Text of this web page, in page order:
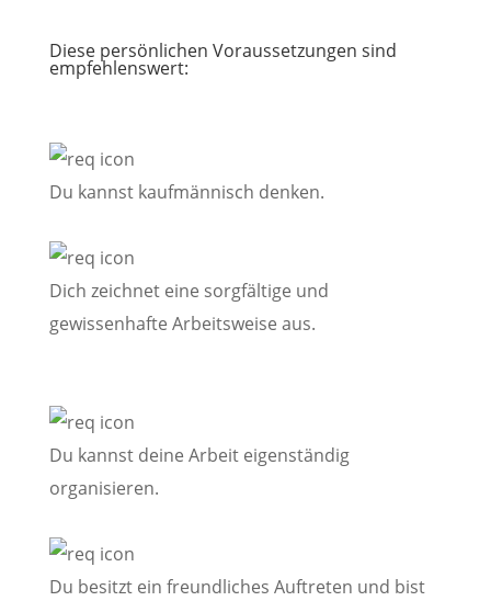
Diese persönlichen Voraussetzungen sind
empfehlenswert:
Du kannst kaufmännisch denken.
Dich zeichnet eine sorgfältige und
gewissenhafte Arbeitsweise aus.
Du kannst deine Arbeit eigenständig
organisieren.
Du besitzt ein freundliches Auftreten und bist